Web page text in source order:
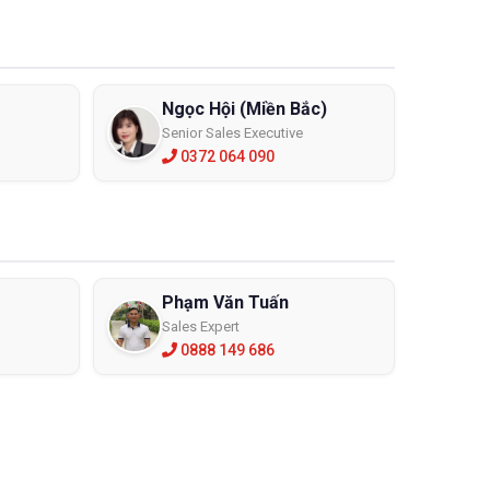
Ngọc Hội (Miền Bắc)
Senior Sales Executive
0372 064 090
Phạm Văn Tuấn
Sales Expert
0888 149 686